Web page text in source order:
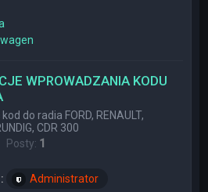
WPROWADZANIA KODU
do radia FORD, RENAULT,
CDR 300
Posty: 1
Administrator